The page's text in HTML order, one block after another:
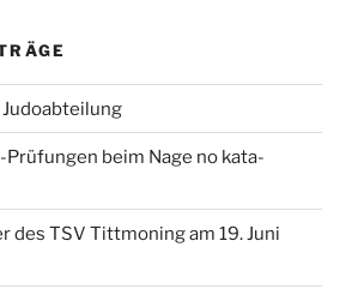
beim Nage no kata-
des TSV Tittmoning am 19. Juni